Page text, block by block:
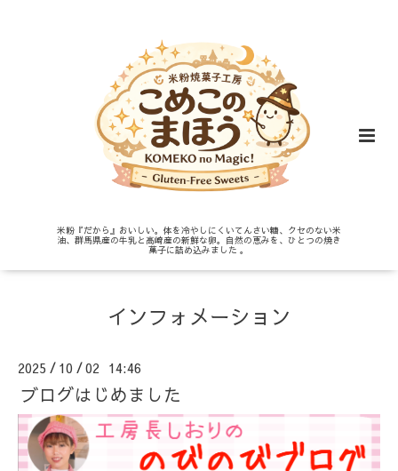
米粉『だから』おいしい。体を冷やしにくいてんさい糖、クセのない米
油、群馬県産の牛乳と高崎産の新鮮な卵。自然の恵みを、ひとつの焼き
菓子に詰め込みました 。
インフォメーション
2025 / 10 /02 14:46
ブログはじめました